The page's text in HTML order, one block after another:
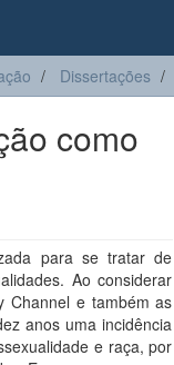
Dissertações
como
para se tratar de
Ao considerar
Channel e também as
anos uma incidência
e raça, por